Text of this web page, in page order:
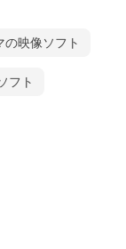
の映像ソフト
フト